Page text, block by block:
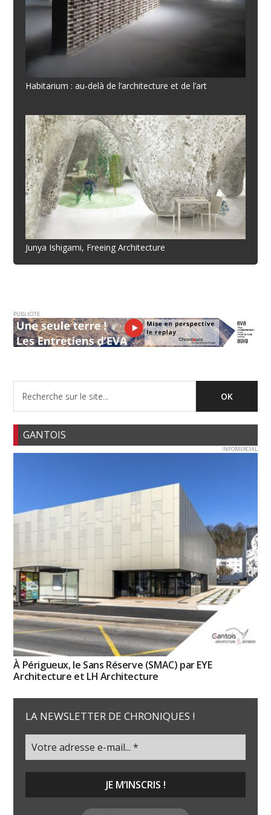
Habitarium : au-delà de l’architecture et de l’art
Junya Ishigami, Freeing Architecture
PUBLICITE
GANTOIS
INFOMERCIAL
À Périgueux, le Sans Réserve (SMAC) par EYE
Architecture et LH Architecture
LA NEWSLETTER DE CHRONIQUES !